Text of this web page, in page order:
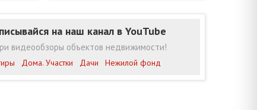
на наш канал в YouTube
видеообзоры объектов недвижимости!
Дома. Участки Дачи Нежилой фонд